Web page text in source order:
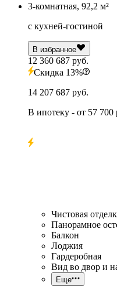
3-комнатная, 92,2 м²
с кухней-гостиной
В избранное
12 360 687 руб.
Скидка 13%
14 207 687 руб.
В ипотеку - от 57 700
Чистовая
Панорамное
Балкон
Лоджия
Гардеробная
Вид во двор и
Еще